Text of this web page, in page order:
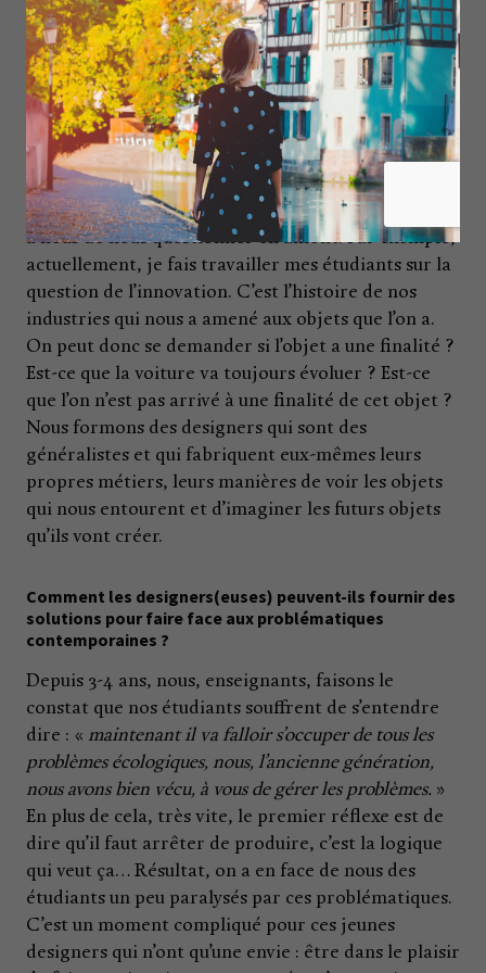
couleur, etc., ce n’est pas une recette que l’on
applique lorsque l’on fait du design, c’est plutôt une
façon de penser, de questionner le monde qui nous
entoure. Le reste, c’est de la technique.
Concrètement, si l’on veut manipuler un logiciel,
cela s’apprend en deux mois, mais ça ne doit rester
qu’un outil ; cela ne nous dit pas ce que l’on doit
dessiner, ça c’est nous qui devons l’apprendre, c’est
à nous de nous questionner en amont. Par exemple,
actuellement, je fais travailler mes étudiants sur la
question de l’innovation. C’est l’histoire de nos
industries qui nous a amené aux objets que l’on a.
On peut donc se demander si l’objet a une finalité ?
Est-ce que la voiture va toujours évoluer ? Est-ce
que l’on n’est pas arrivé à une finalité de cet objet ?
Nous formons des designers qui sont des
généralistes et qui fabriquent eux-mêmes leurs
propres métiers, leurs manières de voir les objets
qui nous entourent et d’imaginer les futurs objets
qu’ils vont créer.
Comment les designers(euses) peuvent-ils fournir des
solutions pour faire face aux problématiques
contemporaines ?
Depuis 3-4 ans, nous, enseignants, faisons le
constat que nos étudiants souffrent de s’entendre
dire : « maintenant il va falloir s’occuper de tous les
problèmes écologiques, nous, l’ancienne génération,
nous avons bien vécu, à vous de gérer les problèmes. »
En plus de cela, très vite, le premier réflexe est de
dire qu’il faut arrêter de produire, c’est la logique
qui veut ça… Résultat, on a en face de nous des
étudiants un peu paralysés par ces problématiques.
C’est un moment compliqué pour ces jeunes
designers qui n’ont qu’une envie : être dans le plaisir